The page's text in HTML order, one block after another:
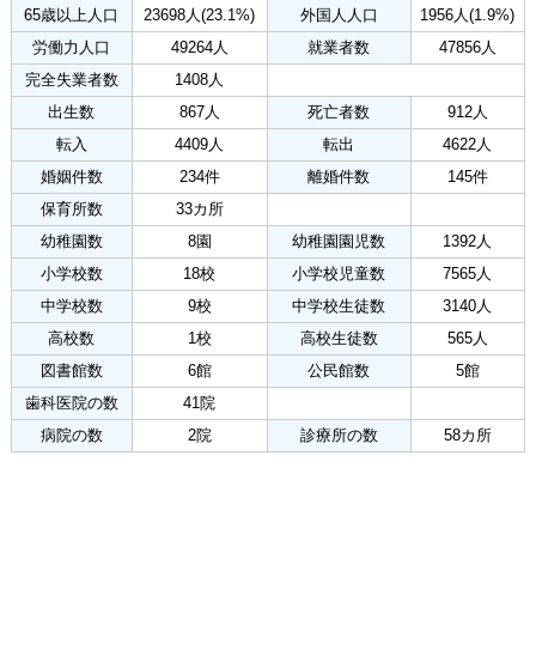
65歳以上人口
23698人(23.1%) 外国人人口
1956人(1.9%)
労働力人口
49264人 就業者数
47856人
完全失業者数
1408人
出生数
867人 死亡者数
912人
転入
4409人 転出
4622人
婚姻件数
234件 離婚件数
145件
保育所数
33カ所
幼稚園数
8園 幼稚園園児数
1392人
小学校数
18校 小学校児童数
7565人
中学校数
9校 中学校生徒数
3140人
高校数
1校 高校生徒数
565人
図書館数
6館 公民館数
5館
歯科医院の数
41院
病院の数
2院 診療所の数 58カ所